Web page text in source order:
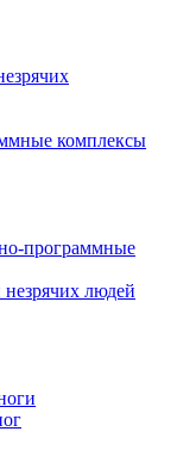
комплексы
программные
людей